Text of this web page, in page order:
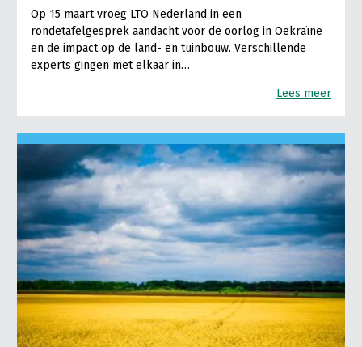
Op 15 maart vroeg LTO Nederland in een
rondetafelgesprek aandacht voor de oorlog in Oekraïne
en de impact op de land- en tuinbouw. Verschillende
experts gingen met elkaar in…
Lees meer